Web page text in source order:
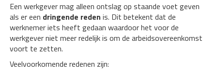
Een werkgever mag alleen ontslag op staande voet geven
als er een dringende reden is. Dit betekent dat de
werknemer iets heeft gedaan waardoor het voor de
werkgever niet meer redelijk is om de arbeidsovereenkomst
voort te zetten.
Veelvoorkomende redenen zijn: